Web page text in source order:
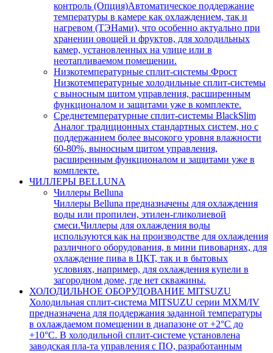
контроль (Опция)Автоматическое поддержание
температуры в камере как охлаждением, так и
нагревом (ТЭНами), что особенно актуально при
хранении овощей и фруктов, для холодильных
камер, установленных на улице или в
неотапливаемом помещении.
Низкотемпературные сплит-системы Фрост
Низкотемпературные холодильные сплит-системы
с выносным щитом управления, расширенным
функционалом и защитами уже в комплекте.
Среднетемпературные сплит-системы BlackSlim
Аналог традиционных стандартных систем, но с
поддержанием более высокого уровня влажности
60-80%, выносным щитом управления,
расширенным функционалом и защитами уже в
комплекте.
ЧИЛЛЕРЫ BELLUNA
Чиллеры Belluna
Чиллеры Belluna предназначены для охлаждения
воды или пропилен, этилен-гликолиевой
смеси.Чиллеры для охлаждения воды
используются как на производстве для охлаждения
различного оборудования, в мини пивоварнях, для
охлаждение пива в ЦКТ, так и в бытовых
условиях, например, для охлаждения купели в
загородном доме, где нет скважины.
ХОЛОДИЛЬНОЕ ОБОРУДОВАНИЕ MITSUZU
Холодильная сплит-система MITSUZU серии MXM/IV
предназначена для поддержания заданной температуры
в охлаждаемом помещении в диапазоне от +2°С до
+10°С. В холодильной сплит-системе установлена
заводская пла-та управления с ПО, разработанным